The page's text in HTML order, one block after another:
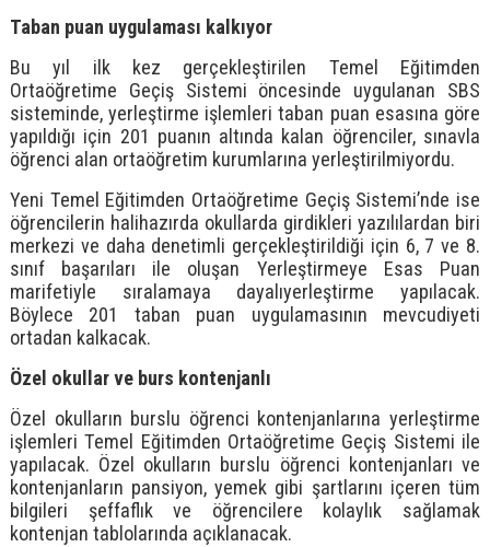
Taban puan uygulaması kalkıyor
Bu yıl ilk kez gerçekleştirilen Temel Eğitimden
Ortaöğretime Geçiş Sistemi öncesinde uygulanan SBS
sisteminde, yerleştirme işlemleri taban puan esasına göre
yapıldığı için 201 puanın altında kalan öğrenciler, sınavla
öğrenci alan ortaöğretim kurumlarına yerleştirilmiyordu.
Yeni Temel Eğitimden Ortaöğretime Geçiş Sistemi’nde ise
öğrencilerin halihazırda okullarda girdikleri yazılılardan biri
merkezi ve daha denetimli gerçekleştirildiği için 6, 7 ve 8.
sınıf başarıları ile oluşan Yerleştirmeye Esas Puan
marifetiyle sıralamaya dayalıyerleştirme yapılacak.
Böylece 201 taban puan uygulamasının mevcudiyeti
ortadan kalkacak.
Özel okullar ve burs kontenjanlı
Özel okulların burslu öğrenci kontenjanlarına yerleştirme
işlemleri Temel Eğitimden Ortaöğretime Geçiş Sistemi ile
yapılacak. Özel okulların burslu öğrenci kontenjanları ve
kontenjanların pansiyon, yemek gibi şartlarını içeren tüm
bilgileri şeffaflık ve öğrencilere kolaylık sağlamak
kontenjan tablolarında açıklanacak.